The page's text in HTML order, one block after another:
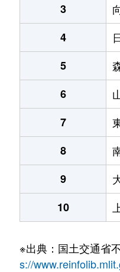
3
4
5
6
7
8
9
10
※出典：国土交通省
s://